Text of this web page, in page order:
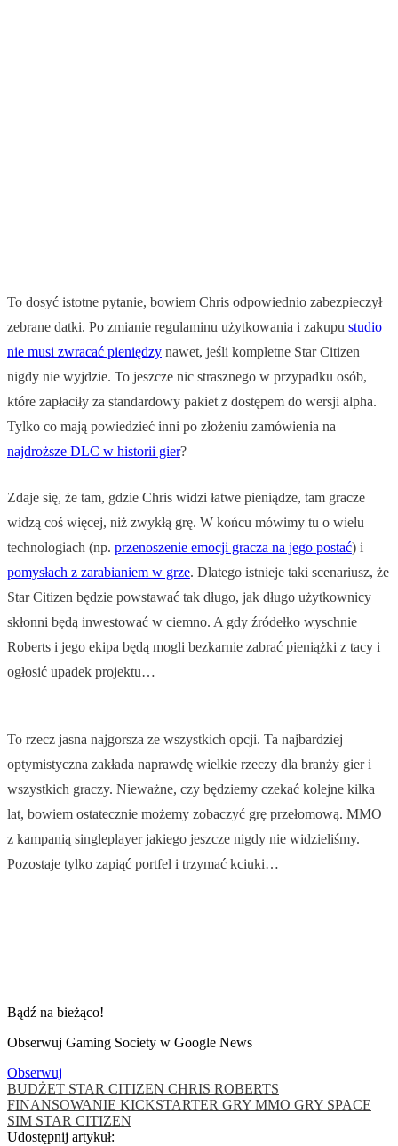
To dosyć istotne pytanie, bowiem Chris odpowiednio zabezpieczył
zebrane datki. Po zmianie regulaminu użytkowania i zakupu studio
nie musi zwracać pieniędzy nawet, jeśli kompletne Star Citizen
nigdy nie wyjdzie. To jeszcze nic strasznego w przypadku osób,
które zapłaciły za standardowy pakiet z dostępem do wersji alpha.
Tylko co mają powiedzieć inni po złożeniu zamówienia na
najdroższe DLC w historii gier?
Zdaje się, że tam, gdzie Chris widzi łatwe pieniądze, tam gracze
widzą coś więcej, niż zwykłą grę. W końcu mówimy tu o wielu
technologiach (np. przenoszenie emocji gracza na jego postać) i
pomysłach z zarabianiem w grze. Dlatego istnieje taki scenariusz, że
Star Citizen będzie powstawać tak długo, jak długo użytkownicy
skłonni będą inwestować w ciemno. A gdy źródełko wyschnie
Roberts i jego ekipa będą mogli bezkarnie zabrać pieniążki z tacy i
ogłosić upadek projektu…
To rzecz jasna najgorsza ze wszystkich opcji. Ta najbardziej
optymistyczna zakłada naprawdę wielkie rzeczy dla branży gier i
wszystkich graczy. Nieważne, czy będziemy czekać kolejne kilka
lat, bowiem ostatecznie możemy zobaczyć grę przełomową. MMO
z kampanią singleplayer jakiego jeszcze nigdy nie widzieliśmy.
Pozostaje tylko zapiąć portfel i trzymać kciuki…
Bądź na bieżąco!
Obserwuj Gaming Society w Google News
Obserwuj
BUDŻET STAR CITIZEN CHRIS ROBERTS
FINANSOWANIE KICKSTARTER GRY MMO GRY SPACE
SIM STAR CITIZEN
Udostępnij artykuł: